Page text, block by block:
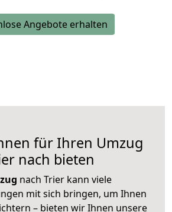
Angebote erhalten
für Ihren Umzug
nach bieten
nach Trier kann viele
mit sich bringen, um Ihnen
– bieten wir Ihnen unsere